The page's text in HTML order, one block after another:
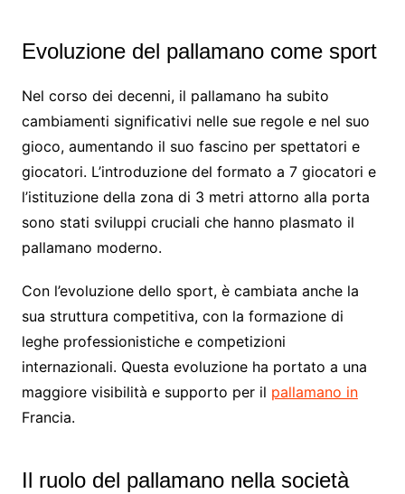
Evoluzione del pallamano come sport
Nel corso dei decenni, il pallamano ha subito
cambiamenti significativi nelle sue regole e nel suo
gioco, aumentando il suo fascino per spettatori e
giocatori. L’introduzione del formato a 7 giocatori e
l’istituzione della zona di 3 metri attorno alla porta
sono stati sviluppi cruciali che hanno plasmato il
pallamano moderno.
Con l’evoluzione dello sport, è cambiata anche la
sua struttura competitiva, con la formazione di
leghe professionistiche e competizioni
internazionali. Questa evoluzione ha portato a una
maggiore visibilità e supporto per il pallamano in
Francia.
Il ruolo del pallamano nella società